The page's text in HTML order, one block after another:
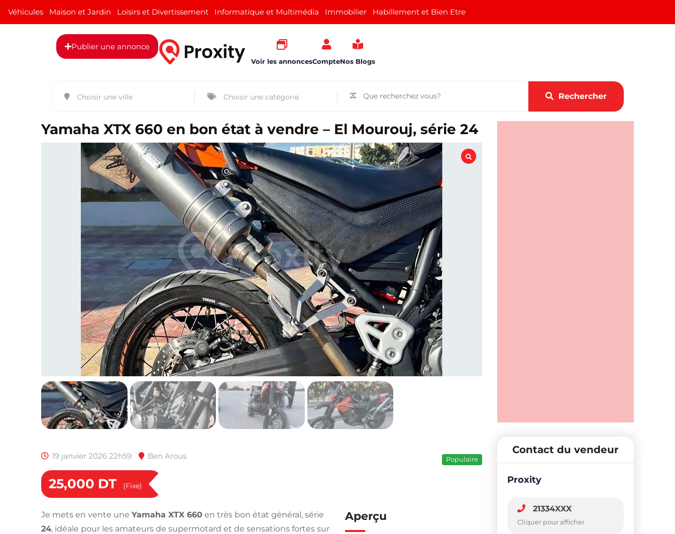
Véhicules Maison et Jardin Loisirs et Divertissement Informatique et Multimédia Immobilier Habillement et Bien Etre
Publier une annonce
Voir les annoncesCompteNos Blogs
Rechercher
Yamaha XTX 660 en bon état à vendre – El Mourouj, série 24
19 janvier 2026 22h59 Ben Arous Populaire
25,000 DT (Fixe)
Je mets en vente une Yamaha XTX 660 en très bon état général, série
24, idéale pour les amateurs de supermotard et de sensations fortes sur
Aperçu
Contact du vendeur
Proxity
21334XXX
Cliquer pour afficher